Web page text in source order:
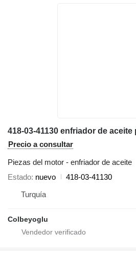
Precio a consultar
Piezas del motor - enfriador de aceite
Estado nuevo
418-03-41130
Turquía
Colbeyoglu